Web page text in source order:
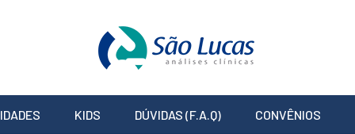
KIDS DÚVIDAS (F.A.Q) CONVÊNIOS